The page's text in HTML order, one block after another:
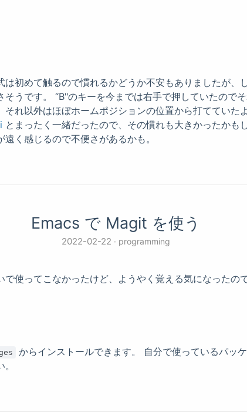
は初めて触るので慣れるかどうか不安もありましたが、
そうです。 “B"のキーを今までは右手で押していたので
それ以外はほぼホームポジションの位置から打てていた
とまったく一緒だったので、その慣れも大きかったかも
く感じるので不便さがあるかも。
Emacs で Magit を使う
2022-02-22 programming
で使ってこなかったけど、ようやく覚える気になったの
からインストールできます。 自分で使っているパッ